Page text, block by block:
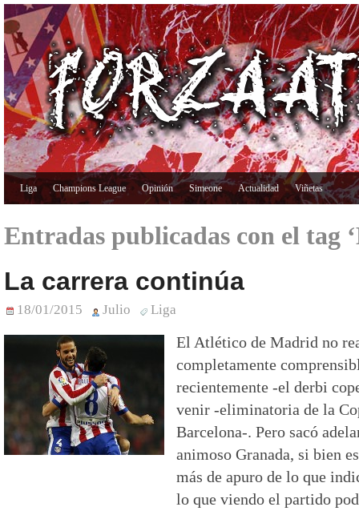
Liga Champions League Opinión Simeone Actualidad Viñetas
Entradas publicadas con el tag
La carrera continúa
18/01/2015 Julio Liga
El Atlético de Madrid no
completamente
recientemente -el derbi
venir -eliminatoria de la
Barcelona-. Pero sacó
animoso Granada, si bien
más de apuro de lo que
lo que viendo el partido